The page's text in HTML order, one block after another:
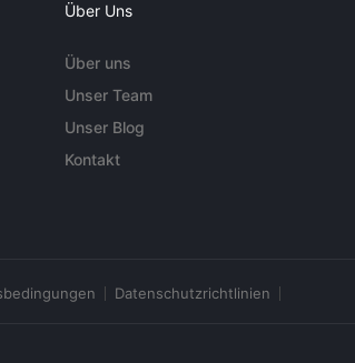
Über Uns
Über uns
Unser Team
Unser Blog
Kontakt
Datenschutzrichtlinien